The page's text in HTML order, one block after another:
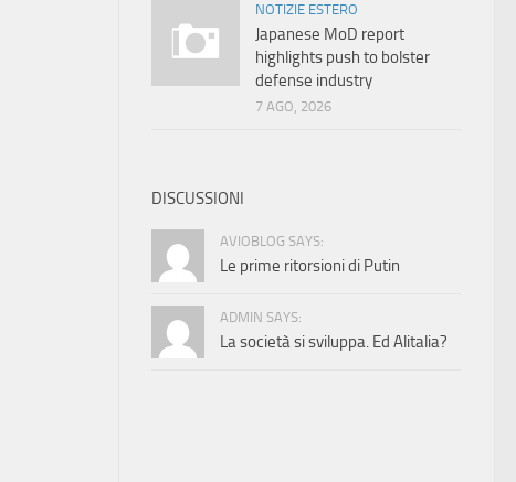
NOTIZIE ESTERO
Japanese MoD report
highlights push to bolster
defense industry
7 AGO, 2026
DISCUSSIONI
AVIOBLOG SAYS:
Le prime ritorsioni di Putin
ADMIN SAYS:
La società si sviluppa. Ed Alitalia?